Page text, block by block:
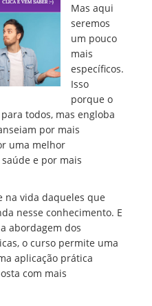
Mas aqui
seremos
um pouco
mais
específicos.
Isso
porque o
todos, mas engloba
por mais
uma melhor
e por mais
na vida daqueles que
nesse conhecimento. E
abordagem dos
o curso permite uma
aplicação prática
com mais